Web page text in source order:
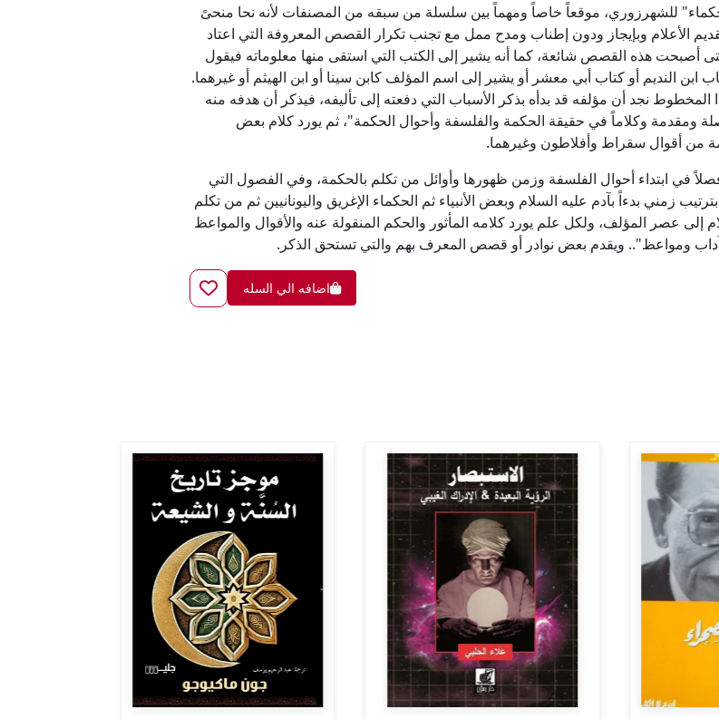
للشهرزوري، موقعاً خاصاً ومهماً بين سلسلة من سبقه من المصنفات لأنه نحا منحىً
الأعلام وبإيجاز ودون إطناب ومدح ممل مع تجنب تكرار القصص المعروفة التي اعتاد
أصبحت هذه القصص شائعة، كما أنه يشير إلى الكتب التي استقى منها معلوماته فيقول
ابن النديم أو كتاب أبي معشر أو يشير إلى اسم المؤلف كابن سينا أو ابن الهيثم أو غيرهما.
المخطوط نجد أن مؤلفه قد بدأه بذكر الأسباب التي دفعته إلى تأليفه، فيذكر أن هدفه منه
ومقدمة وكلاماً في حقيقة الحكمة والفلسفة وأحوال الحكمة"، ثم يورد كلام بعض
من أقوال سقراط وأفلاطون وغيرهما.
في ابتداء أحوال الفلسفة وزمن ظهورها وأوائل من تكلم بالحكمة، وفي الفصول التي
زمني بدءاً بآدم عليه السلام وبعض الأنبياء ثم الحكماء الإغريق واليونانيين ثم من تكلم
إلى عصر المؤلف، ولكل علم يورد كلامه المأثور والحكم المنقولة عنه والأقوال والمواعظ
ومواعظ".. ويقدم بعض نوادر أو قصص المعرف بهم والتي تستحق الذكر.
اضافه الي السله